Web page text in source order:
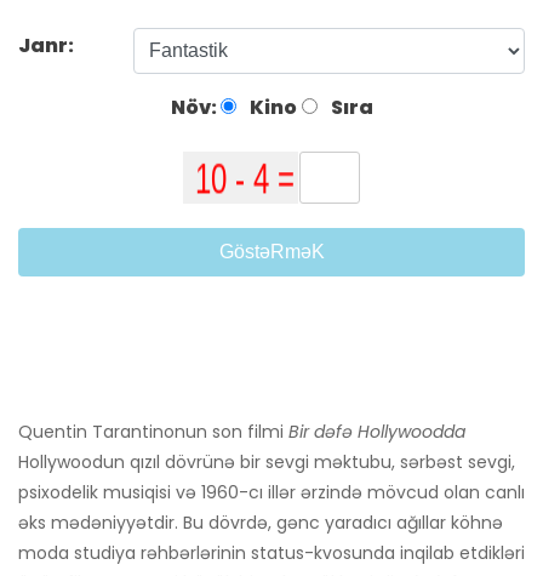
Janr:
Növ: Kino Sıra
GöstəRməK
Quentin Tarantinonun son filmi Bir dəfə Hollywoodda
Hollywoodun qızıl dövrünə bir sevgi məktubu, sərbəst sevgi,
psixodelik musiqisi və 1960-cı illər ərzində mövcud olan canlı
əks mədəniyyətdir. Bu dövrdə, gənc yaradıcı ağıllar köhnə
moda studiya rəhbərlərinin status-kvosunda inqilab etdikləri